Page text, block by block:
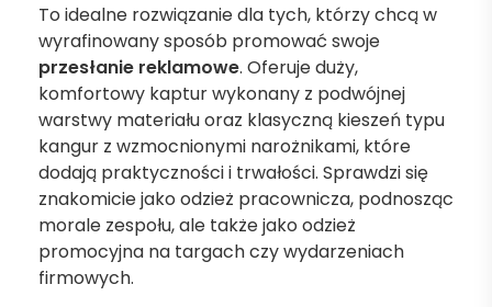
To idealne rozwiązanie dla tych, którzy chcą w
wyrafinowany sposób promować swoje
przesłanie reklamowe. Oferuje duży,
komfortowy kaptur wykonany z podwójnej
warstwy materiału oraz klasyczną kieszeń typu
kangur z wzmocnionymi narożnikami, które
dodają praktyczności i trwałości. Sprawdzi się
znakomicie jako odzież pracownicza, podnosząc
morale zespołu, ale także jako odzież
promocyjna na targach czy wydarzeniach
firmowych.